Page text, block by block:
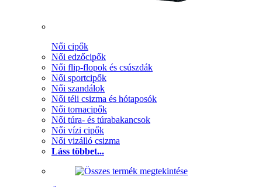
Női cipők
Női edzőcipők
Női flip-flopok és csúszdák
Női sportcipők
Női szandálok
Női téli csizma és hótaposók
Női tornacipők
Női túra- és túrabakancsok
Női vízi cipők
Női vizálló csizma
Láss többet...